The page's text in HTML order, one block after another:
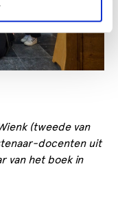
(tweede van
docenten uit
van het boek in